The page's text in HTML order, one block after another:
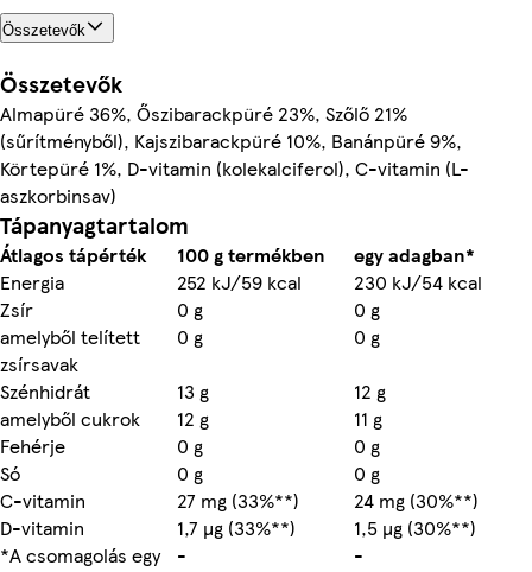
Összetevők
Összetevők
Almapüré 36%, Őszibarackpüré 23%, Szőlő 21%
(sűrítményből), Kajszibarackpüré 10%, Banánpüré 9%,
Körtepüré 1%, D-vitamin (kolekalciferol), C-vitamin (L-
aszkorbinsav)
Tápanyagtartalom
Átlagos tápérték 100 g termékben
egy adagban*
Energia
252 kJ/59 kcal
230 kJ/54 kcal
Zsír
0 g
0 g
amelyből telített
zsírsavak
0 g
0 g
Szénhidrát
13 g
12 g
amelyből cukrok
12 g
11 g
Fehérje
0 g
0 g
Só
0 g
0 g
C-vitamin
27 mg (33%**)
24 mg (30%**)
D-vitamin
1,7 µg (33%**)
1,5 µg (30%**)
*A csomagolás egy
- -